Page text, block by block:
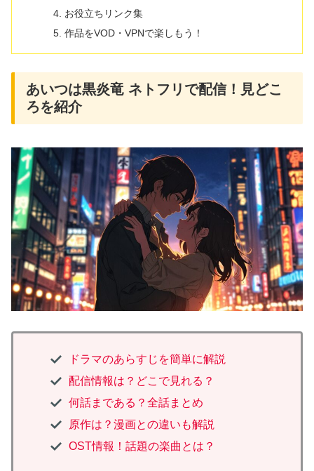
お役立ちリンク集
作品をVOD・VPNで楽しもう！
あいつは黒炎竜 ネトフリで配信！見どこ
ろを紹介
ドラマのあらすじを簡単に解説
配信情報は？どこで見れる？
何話まである？全話まとめ
原作は？漫画との違いも解説
OST情報！話題の楽曲とは？